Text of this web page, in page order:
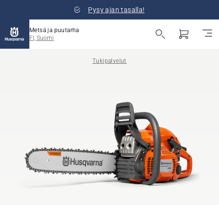
Pysy ajan tasalla!
Metsä ja puutarha
FI, Suomi
Tukipalvelut